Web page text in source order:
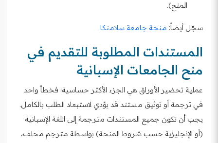
المنح).
سجّل أيضاً: منحة جامعة سلامنكا
المستندات المطلوبة للتقديم في
منح الجامعات الإسبانية
عملية تحضير الأوراق هي الجزء الأكثر حساسية؛ فخطأ واحد
في ترجمة أو توثيق مستند قد يؤدي لاستبعاد الطلب بالكامل.
يجب أن تكون جميع المستندات مترجمة إلى اللغة الإسبانية
(أو الإنجليزية حسب شروط المنحة) بواسطة مترجم محلف،